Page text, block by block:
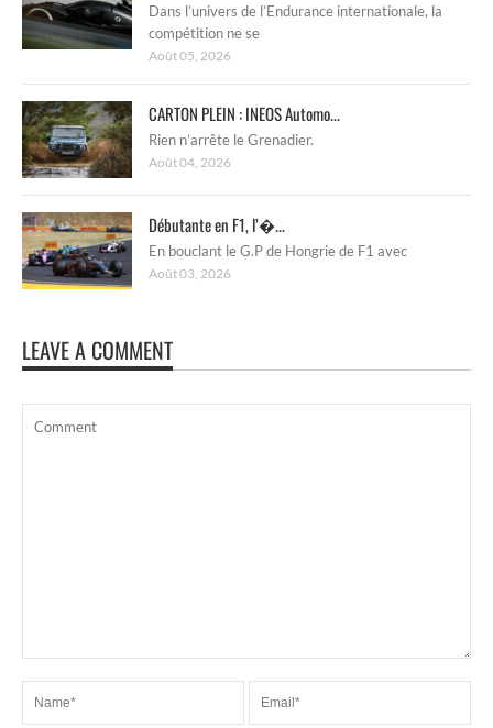
Dans l’univers de l’Endurance internationale, la
compétition ne se
Août 05, 2026
CARTON PLEIN : INEOS Automo...
Rien n’arrête le Grenadier.
Août 04, 2026
Débutante en F1, l’�...
En bouclant le G.P de Hongrie de F1 avec
Août 03, 2026
LEAVE A COMMENT